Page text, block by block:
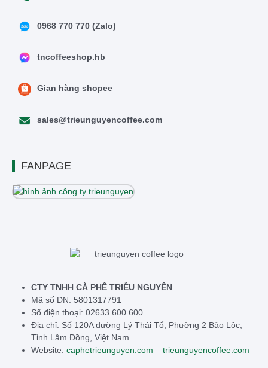
0968 770 770 (Zalo)
tncoffeeshop.hb
Gian hàng shopee
sales@trieunguyencoffee.com
FANPAGE
CTY TNHH CÀ PHÊ TRIỀU NGUYÊN
Mã số DN: 5801317791
Số điện thoại: 02633 600 600
Địa chỉ: Số 120A đường Lý Thái Tổ, Phường 2 Bảo Lộc,
Tỉnh Lâm Đồng, Việt Nam
Website: caphetrieunguyen.com – trieunguyencoffee.com